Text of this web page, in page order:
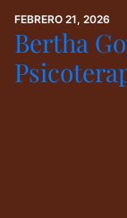
FEBRERO 21, 2026
Bertha